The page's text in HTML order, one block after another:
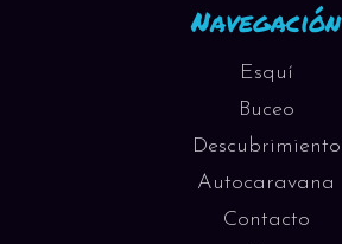
Navegación
Esquí
Buceo
Descubrimiento
Autocaravana
Contacto